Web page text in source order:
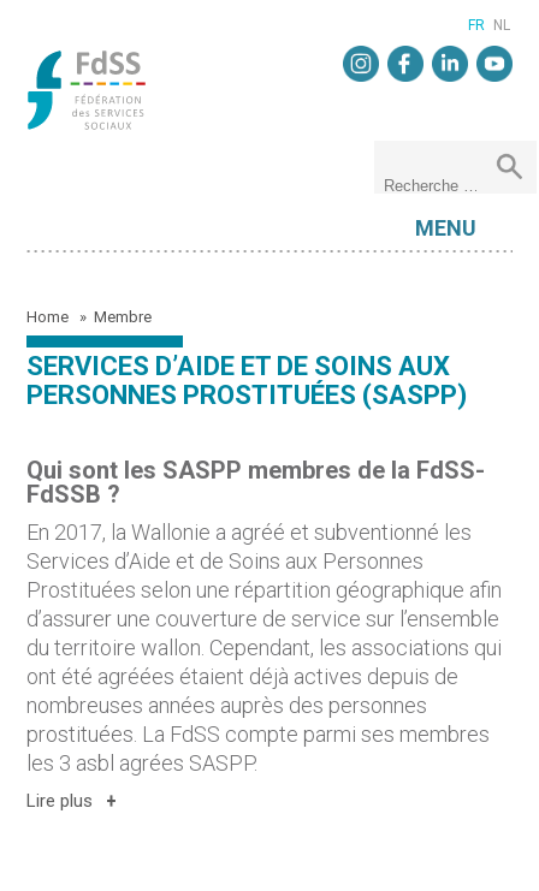
FR NL
MENU
Home »Membre
SERVICES D’AIDE ET DE SOINS AUX
PERSONNES PROSTITUÉES (SASPP)
Qui sont les SASPP membres de la FdSS-
FdSSB ?
En 2017, la Wallonie a agréé et subventionné les
Services d’Aide et de Soins aux Personnes
Prostituées selon une répartition géographique afin
d’assurer une couverture de service sur l’ensemble
du territoire wallon. Cependant, les associations qui
ont été agréées étaient déjà actives depuis de
nombreuses années auprès des personnes
prostituées. La FdSS compte parmi ses membres
les 3 asbl agrées SASPP.
Lire plus